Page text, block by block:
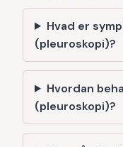
Hvad er
(pleuroskopi)?
Hvordan
(pleuroskopi)?